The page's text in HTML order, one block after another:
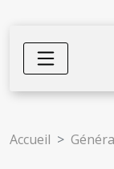
Accueil